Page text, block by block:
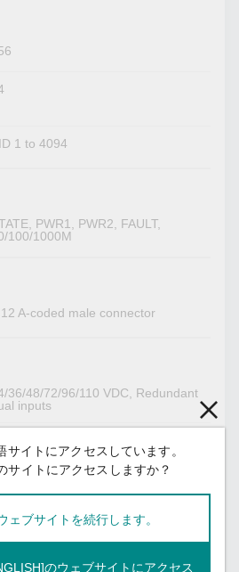
1 to 4094
PWR1, PWR2, FAULT,
100/1000M
A-coded male connector
36/48/72/96/110 VDC, Redundant
inputs
connector
イトにアクセスしています。
サイトにアクセスしますか？
ェブサイトを続行します。
のウェブサイトにアクセス